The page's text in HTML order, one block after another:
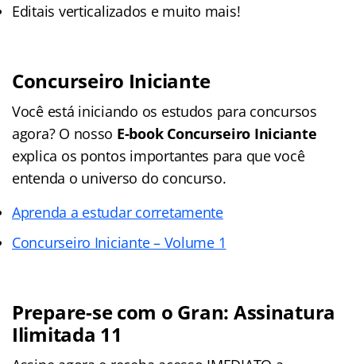
Editais verticalizados e muito mais!
Concurseiro Iniciante
Você está iniciando os estudos para concursos
agora? O nosso E-book Concurseiro Iniciante
explica os pontos importantes para que você
entenda o universo do concurso.
Aprenda a estudar corretamente
Concurseiro Iniciante – Volume 1
Prepare-se com o Gran: Assinatura
Ilimitada 11